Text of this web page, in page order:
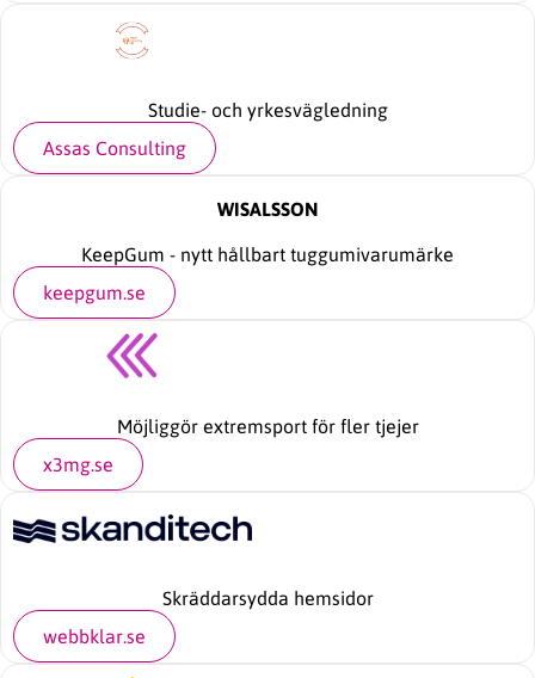
Studie- och yrkesvägledning
Assas Consulting
WISALSSON
KeepGum - nytt hållbart tuggumivarumärke
keepgum.se
Möjliggör extremsport för fler tjejer
x3mg.se
Skräddarsydda hemsidor
webbklar.se